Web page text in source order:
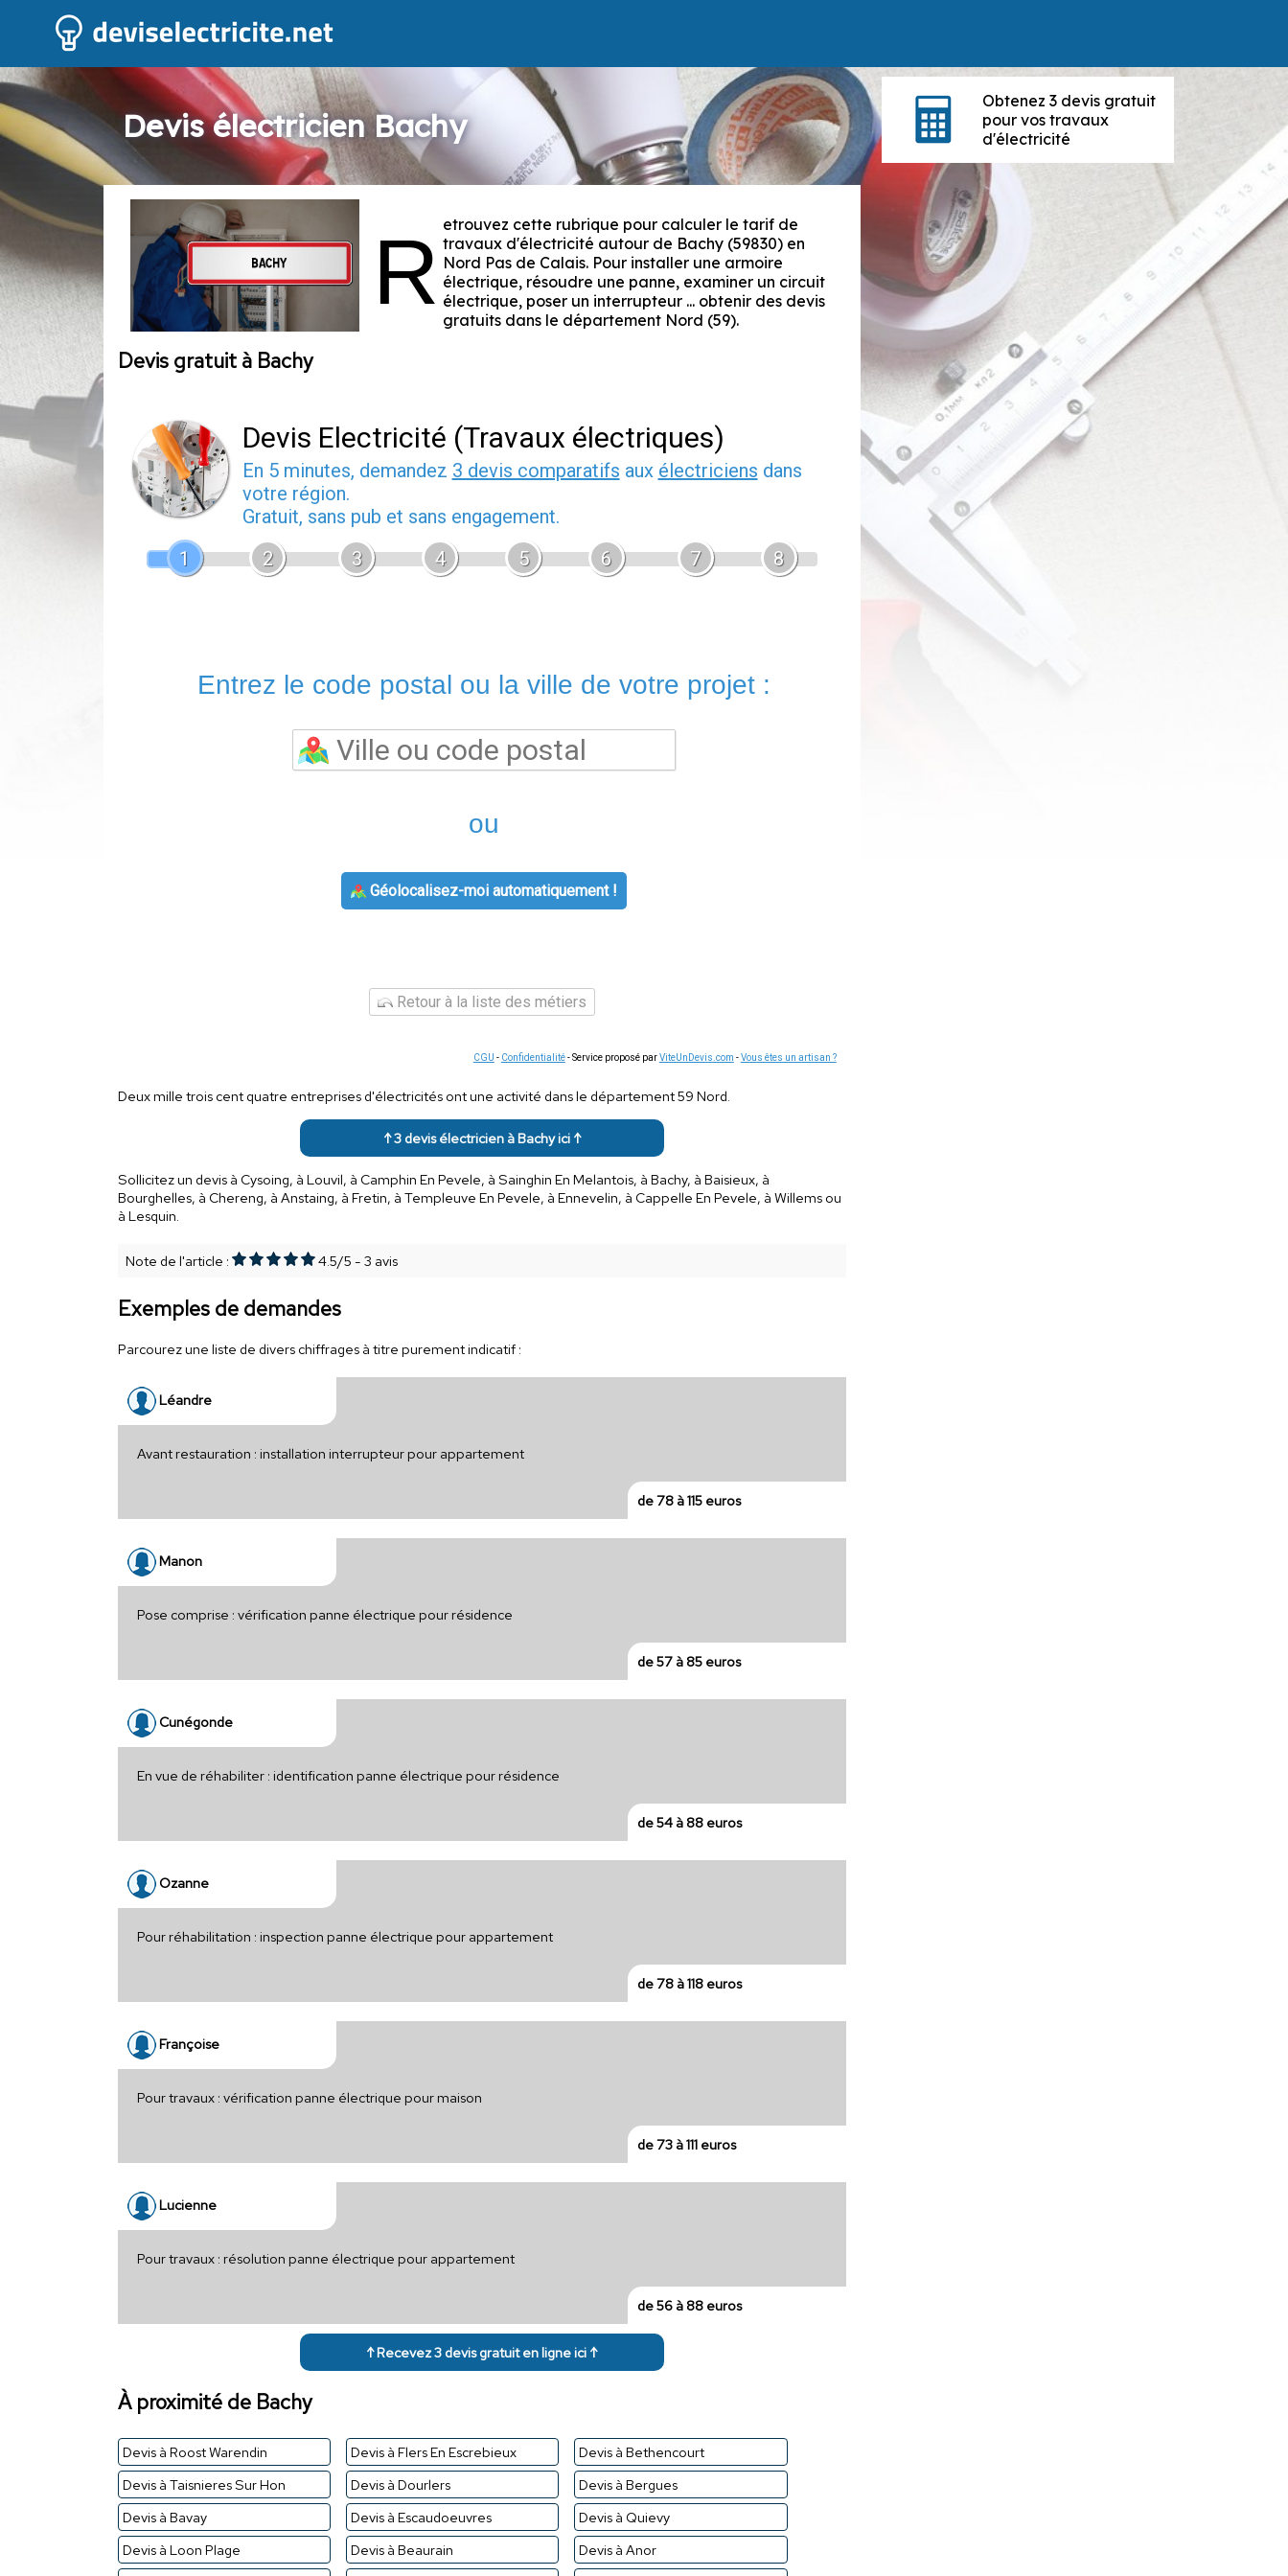
Devis électricien Bachy
R etrouvez cette rubrique pour calculer le tarif de
travaux d'électricité autour de Bachy (59830) en
Nord Pas de Calais. Pour installer une armoire
électrique, résoudre une panne, examiner un circuit
électrique, poser un interrupteur ... obtenir des devis
gratuits dans le département Nord (59).
Devis gratuit à Bachy
Devis Electricité (Travaux électriques)
En 5 minutes, demandez 3 devis comparatifs aux électriciens dans
votre région.
Gratuit, sans pub et sans engagement.
1
2 3 4 5 6 7 8
Entrez le code postal ou la ville de votre projet :
ou
Géolocalisez-moi automatiquement !
Retour à la liste des métiers
CGU - Confidentialité- Service proposé parViteUnDevis.com -Vous êtes un artisan ?
Deux mille trois cent quatre entreprises d'électricités ont une activité dans le département 59 Nord.
↑ 3 devis électricien à Bachy ici ↑
Sollicitez un devis à Cysoing, à Louvil, à Camphin En Pevele, à Sainghin En Melantois, à Bachy, à Baisieux, à
Bourghelles, à Chereng, à Anstaing, à Fretin, à Templeuve En Pevele, à Ennevelin, à Cappelle En Pevele, à Willems ou
à Lesquin.
Note de l'article : 4.5/5 - 3 avis
Exemples de demandes
Parcourez une liste de divers chiffrages à titre purement indicatif :
Léandre
Avant restauration : installation interrupteur pour appartement
de 78 à 115 euros
Manon
Pose comprise : vérification panne électrique pour résidence
de 57 à 85 euros
Cunégonde
En vue de réhabiliter : identification panne électrique pour résidence
de 54 à 88 euros
Ozanne
Pour réhabilitation : inspection panne électrique pour appartement
de 78 à 118 euros
Françoise
Pour travaux : vérification panne électrique pour maison
de 73 à 111 euros
Lucienne
Pour travaux : résolution panne électrique pour appartement
de 56 à 88 euros
↑ Recevez 3 devis gratuit en ligne ici ↑
À proximité de Bachy
Devis à Roost Warendin Devis à Flers En Escrebieux
Devis à Bethencourt
Devis à Taisnieres Sur Hon
Devis à Dourlers
Devis à Bergues
Devis à Bavay
Devis à Escaudoeuvres
Devis à Quievy
Devis à Loon Plage
Devis à Beaurain
Devis à Anor
Obtenez 3 devis gratuit
pour vos travaux
d'électricité